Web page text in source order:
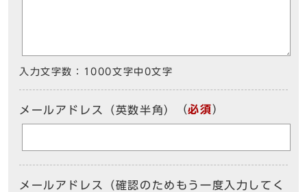
入力文字数： 1000文字中 0文字
メールアドレス（英数半角） （必須）
メールアドレス（確認のためもう一度入力してく